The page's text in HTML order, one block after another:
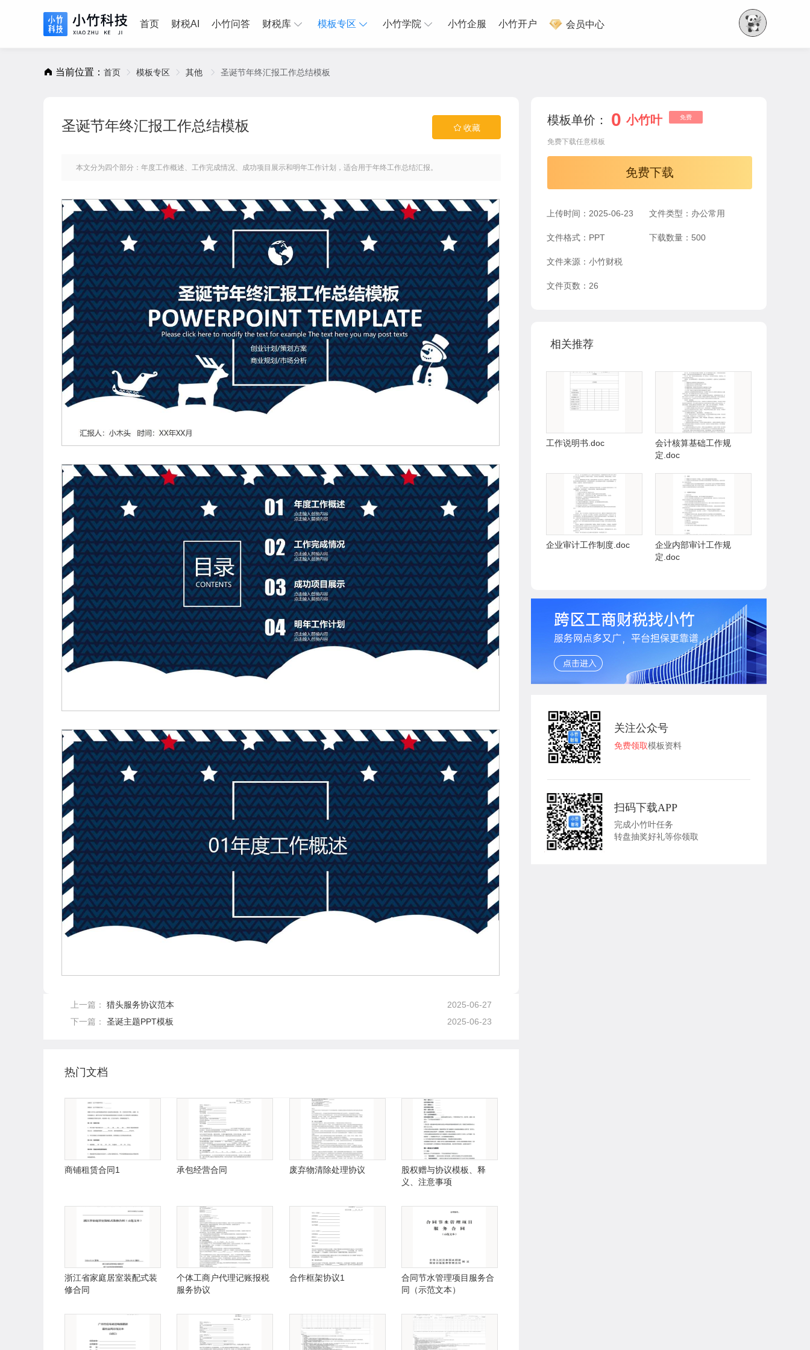
首页 财税AI 小竹问答 财税库 模板专区 小竹学院 小竹企服 小竹开户 会员中心
当前位置： 首页 模板专区 其他 圣诞节年终汇报工作总结模板
圣诞节年终汇报工作总结模板 收藏
本文分为四个部分：年度工作概述、工作完成情况、成功项目展示和明年工作计划，适合用于年终工作总结汇报。
上一篇： 猎头服务协议范本
2025-06-27
下一篇： 圣诞主题PPT模板 2025-06-23
热门文档
商铺租赁合同1 承包经营合同 废弃物清除处理协议
股权赠与协议模板、释
义、注意事项
浙江省家庭居室装配式装
修合同
个体工商户代理记账报税
服务协议
合作框架协议1
合同节水管理项目服务合
同（示范文本）
模板单价： 0 小竹叶 免费
免费下载任意模板
免费下载
上传时间：2025-06-23 文件类型：办公常用
文件格式：PPT 下载数量：500
文件来源：小竹财税
文件页数：26
相关推荐
工作说明书.doc
会计核算基础工作规
定.doc
企业审计工作制度.doc
企业内部审计工作规
定.doc
关注公众号
免费领取模板资料
扫码下载APP
完成小竹叶任务
转盘抽奖好礼等你领取